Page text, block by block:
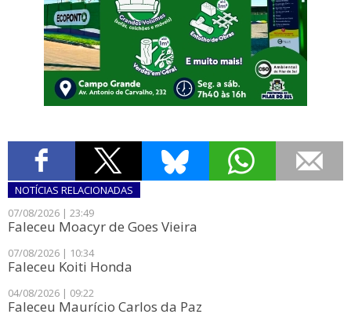
NOTÍCIAS RELACIONADAS
07/08/2026 | 23:49
Faleceu Moacyr de Goes Vieira
07/08/2026 | 10:34
Faleceu Koiti Honda
04/08/2026 | 09:22
Faleceu Maurício Carlos da Paz